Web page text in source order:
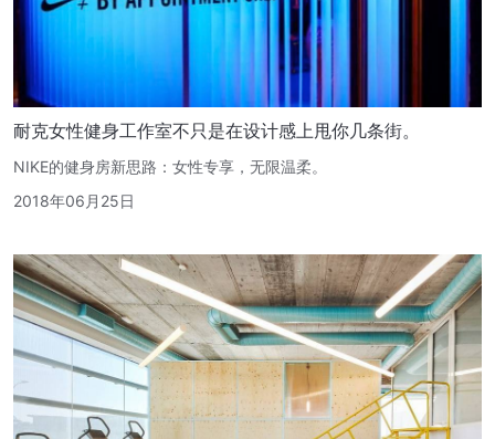
耐克女性健身工作室不只是在设计感上甩你几条街。
NIKE的健身房新思路：女性专享，无限温柔。
2018年06月25日